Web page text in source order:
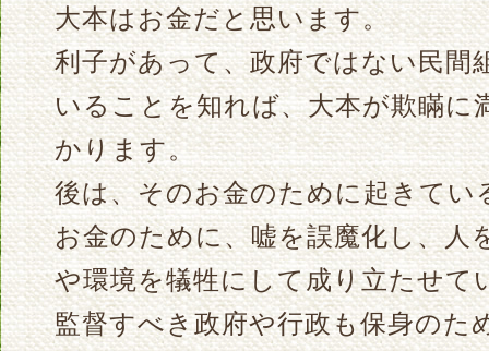
大本はお金だと思います。
利子があって、政府ではない民間
いることを知れば、大本が欺瞞に
かります。
後は、そのお金のために起きてい
お金のために、嘘を誤魔化し、人
や環境を犠牲にして成り立たせて
監督すべき政府や行政も保身のた